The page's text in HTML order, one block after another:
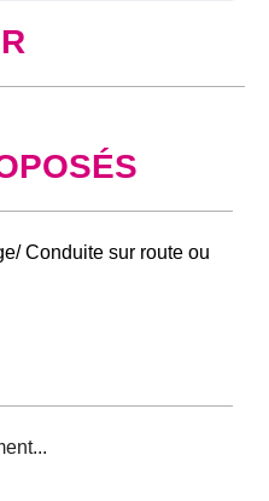
Conduite sur route ou